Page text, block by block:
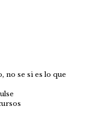
no se si es lo que